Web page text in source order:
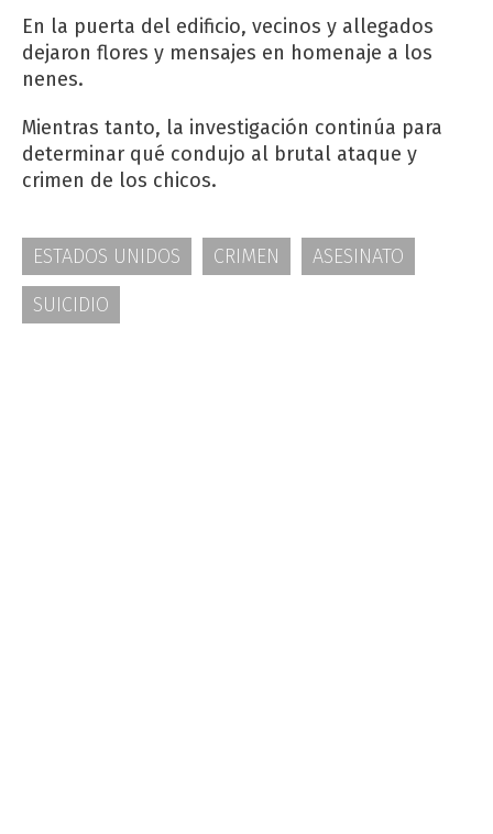
En la puerta del edificio, vecinos y allegados
dejaron flores y mensajes en homenaje a los
nenes.
Mientras tanto, la investigación continúa para
determinar qué condujo al brutal ataque y
crimen de los chicos.
ESTADOS UNIDOS CRIMEN
ASESINATO
SUICIDIO